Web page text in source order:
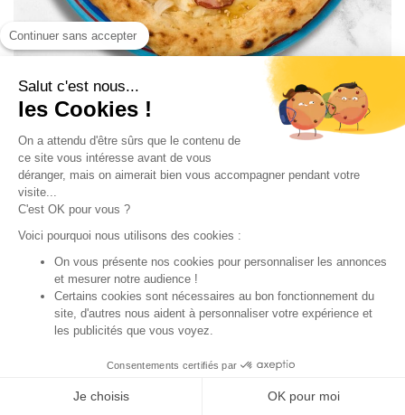
Continuer sans accepter
Salut c'est nous...
les Cookies !
On a attendu d'être sûrs que le contenu de
ce site vous intéresse avant de vous
déranger, mais on aimerait bien vous accompagner pendant votre
visite...
C'est OK pour vous ?
Voici pourquoi nous utilisons des cookies :
On vous présente nos cookies pour personnaliser les annonces
et mesurer notre audience !
Certains cookies sont nécessaires au bon fonctionnement du
site, d'autres nous aident à personnaliser votre expérience et
les publicités que vous voyez.
Consentements certifiés par
Je choisis OK pour moi
NOUVELLE RECETTE
ALLERGÈNES
Fior di latte, fromage de chèvre, miel, coppa, éclats de
noisettes, oignon rouge, basilic
D’AUTRES ONT AUSSI AIMÉ :